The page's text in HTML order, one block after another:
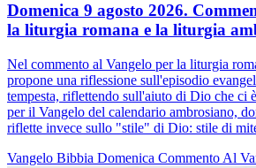
Domenica 9 agosto 2026.
la liturgia romana e la liturgia
Nel commento al Vangelo per la liturgia
propone una riflessione sull'episodio
tempesta, riflettendo sull'aiuto di Dio che ci
per il Vangelo del calendario ambrosiano,
riflette invece sullo "stile" di Dio: stile di
Vangelo Bibbia Domenica Commento Al